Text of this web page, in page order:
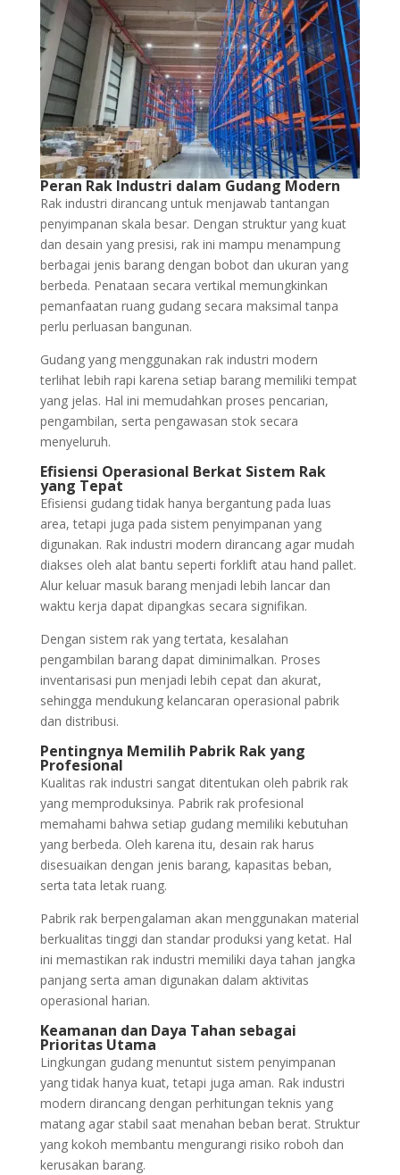
Peran Rak Industri dalam Gudang Modern
Rak industri dirancang untuk menjawab tantangan
penyimpanan skala besar. Dengan struktur yang kuat
dan desain yang presisi, rak ini mampu menampung
berbagai jenis barang dengan bobot dan ukuran yang
berbeda. Penataan secara vertikal memungkinkan
pemanfaatan ruang gudang secara maksimal tanpa
perlu perluasan bangunan.
Gudang yang menggunakan rak industri modern
terlihat lebih rapi karena setiap barang memiliki tempat
yang jelas. Hal ini memudahkan proses pencarian,
pengambilan, serta pengawasan stok secara
menyeluruh.
Efisiensi Operasional Berkat Sistem Rak
yang Tepat
Efisiensi gudang tidak hanya bergantung pada luas
area, tetapi juga pada sistem penyimpanan yang
digunakan. Rak industri modern dirancang agar mudah
diakses oleh alat bantu seperti forklift atau hand pallet.
Alur keluar masuk barang menjadi lebih lancar dan
waktu kerja dapat dipangkas secara signifikan.
Dengan sistem rak yang tertata, kesalahan
pengambilan barang dapat diminimalkan. Proses
inventarisasi pun menjadi lebih cepat dan akurat,
sehingga mendukung kelancaran operasional pabrik
dan distribusi.
Pentingnya Memilih Pabrik Rak yang
Profesional
Kualitas rak industri sangat ditentukan oleh pabrik rak
yang memproduksinya. Pabrik rak profesional
memahami bahwa setiap gudang memiliki kebutuhan
yang berbeda. Oleh karena itu, desain rak harus
disesuaikan dengan jenis barang, kapasitas beban,
serta tata letak ruang.
Pabrik rak berpengalaman akan menggunakan material
berkualitas tinggi dan standar produksi yang ketat. Hal
ini memastikan rak industri memiliki daya tahan jangka
panjang serta aman digunakan dalam aktivitas
operasional harian.
Keamanan dan Daya Tahan sebagai
Prioritas Utama
Lingkungan gudang menuntut sistem penyimpanan
yang tidak hanya kuat, tetapi juga aman. Rak industri
modern dirancang dengan perhitungan teknis yang
matang agar stabil saat menahan beban berat. Struktur
yang kokoh membantu mengurangi risiko roboh dan
kerusakan barang.